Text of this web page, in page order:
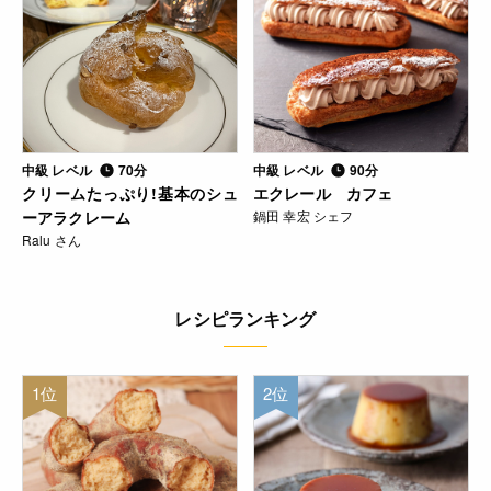
中級 レベル 70分
クリームたっぷり!基本のシュ
ーアラクレーム
Ralu さん
中級 レベル 90分
エクレール カフェ
鍋田 幸宏 シェフ
レシピランキング
1位 2位